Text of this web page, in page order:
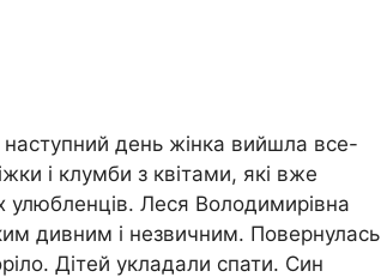
день жінка вийшла все-
і клумби з квітами, які вже
улюбленців. Леся Володимирівна
дивним і незвичним. Повернулась
Дітей укладали спати. Син